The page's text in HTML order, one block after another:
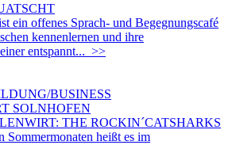
ein offenes Sprach- und Begegnungscafé
kennenlernen und ihre
entspannt... >>
BUSINESS
SOLNHOFEN
THE ROCKIN´CATSHARKS
Sommermonaten heißt es im